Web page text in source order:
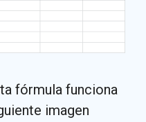
fórmula funciona
imagen